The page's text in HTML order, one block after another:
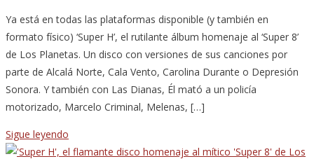
Ya está en todas las plataformas disponible (y también en
formato físico) ‘Super H’, el rutilante álbum homenaje al ‘Super 8’
de Los Planetas. Un disco con versiones de sus canciones por
parte de Alcalá Norte, Cala Vento, Carolina Durante o Depresión
Sonora. Y también con Las Dianas, Él mató a un policía
motorizado, Marcelo Criminal, Melenas, […]
Sigue leyendo